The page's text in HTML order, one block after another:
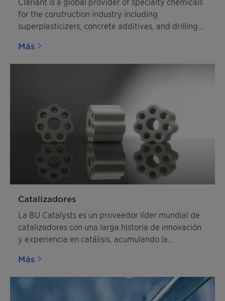
for the construction industry including
superplasticizers, concrete additives, and drilling
Más
Catalizadores
La BU Catalysts es un proveedor líder mundial de
catalizadores con una larga historia de innovación
y experiencia en catálisis, acumulando la
Chemie.
Más